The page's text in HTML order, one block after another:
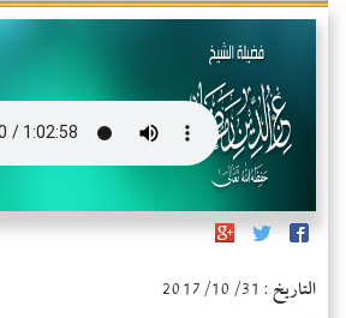
التاريخ : 2017/10/31